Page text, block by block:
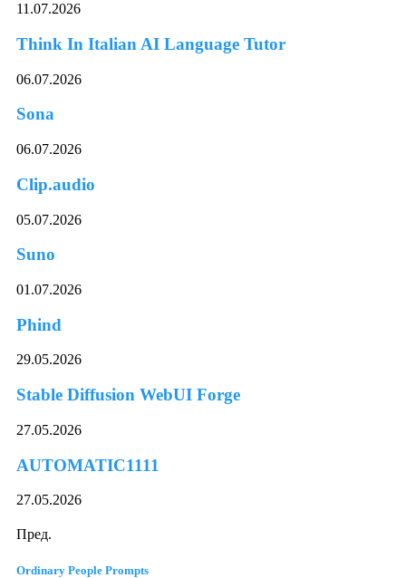
11.07.2026
Think In Italian AI Language Tutor
06.07.2026
Sona
06.07.2026
Clip.audio
05.07.2026
Suno
01.07.2026
Phind
29.05.2026
Stable Diffusion WebUI Forge
27.05.2026
AUTOMATIC1111
27.05.2026
Пред.
Ordinary People Prompts